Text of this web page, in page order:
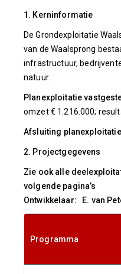
1. Kerninformatie
De Grondexploitatie
van de Waalsprong
infrastructuur,
natuur.
Planexploitatie
omzet € 1.216.000;
Afsluiting
2. Projectgegevens
Zie ook alle
volgende pagina’s
Ontwikkelaar: E. van
Programma